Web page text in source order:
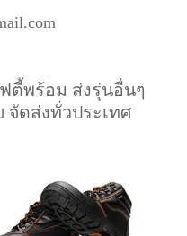
ตี้พร้อม ส่งรุ่นอื่นๆ
จัดส่งทั่วประเทศ